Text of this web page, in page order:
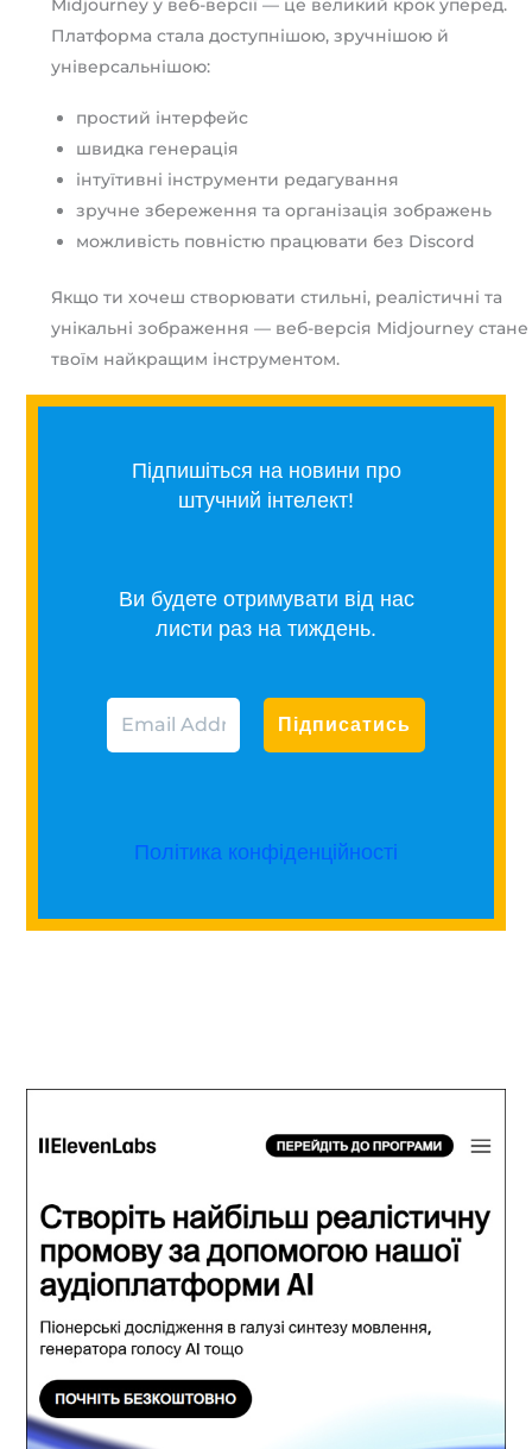
Midjourney у веб-версії — це великий крок уперед.
Платформа стала доступнішою, зручнішою й
універсальнішою:
простий інтерфейс
швидка генерація
інтуїтивні інструменти редагування
зручне збереження та організація зображень
можливість повністю працювати без Discord
Якщо ти хочеш створювати стильні, реалістичні та
унікальні зображення — веб-версія Midjourney стане
твоїм найкращим інструментом.
Підпишіться на новини про
штучний інтелект!
Ви будете отримувати від нас
листи раз на тиждень.
Політика конфіденційності